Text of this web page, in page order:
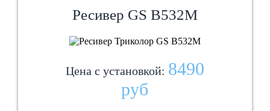
Ресивер GS B532М
Цена с установкой: 8490
руб